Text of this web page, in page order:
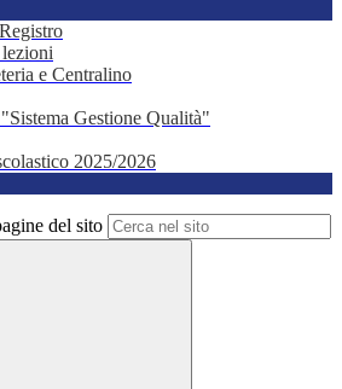
e Centralino
Gestione Qualità"
2025/2026
del sito